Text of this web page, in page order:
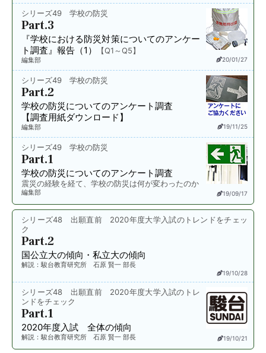
20/01/27
シリーズ49 学校の防災
Part.3
『学校における防災対策についてのアンケー
ト調査』報告 （1） 【Q1～Q5】
編集部
19/11/25
シリーズ49 学校の防災
Part.2
学校の防災についてのアンケート調査
【調査用紙ダウンロード】
編集部
19/09/17
シリーズ49 学校の防災
Part.1
学校の防災についてのアンケート調査
震災の経験を経て、学校の防災は何が変わったのか
編集部
シリーズ48 出願直前 2020年度大学入試のトレンドをチェッ
ク
Part.2
国公立大の傾向・私立大の傾向
解説：駿台教育研究所 石原 賢一 部長
19/10/28
19/10/21
シリーズ48 出願直前 2020年度大学入試のトレ
ンドをチェック
Part.1
2020年度入試 全体の傾向
解説：駿台教育研究所 石原 賢一 部長